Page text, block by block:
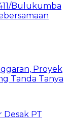
Bulukumba
Proyek
Tanda Tanya
PT